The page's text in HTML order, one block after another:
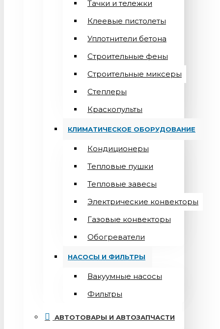
Тачки и тележки
Клеевые пистолеты
Уплотнители бетона
Строительные фены
Строительные миксеры
Степлеры
Краскопульты
КЛИМАТИЧЕСКОЕ ОБОРУДОВАНИЕ
Кондиционеры
Teпловые пушки
Тепловые завесы
Электрические конвекторы
Газовые конвекторы
Обогреватели
НАСОСЫ И ФИЛЬТРЫ
Вакуумные насосы
Фильтры
АВТОТОВАРЫ И АВТОЗАПЧАСТИ